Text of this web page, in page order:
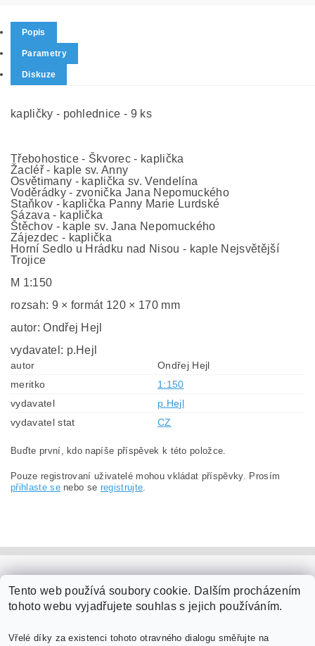
Popis
Parametry
Diskuze
kapličky - pohlednice - 9 ks
Třebohostice - Škvorec - kaplička
Žacléř - kaple sv. Anny
Osvětimany - kaplička sv. Vendelína
Voděrádky - zvonička Jana Nepomuckého
Staňkov - kaplička Panny Marie Lurdské
Sázava - kaplička
Štěchov - kaple sv. Jana Nepomuckého
Zájezdec - kaplička
Horní Sedlo u Hrádku nad Nisou - kaple Nejsvětější
Trojice
M 1:150
rozsah: 9 × formát 120 × 170 mm
autor: Ondřej Hejl
vydavatel: p.Hejl
autor
Ondřej Hejl
meritko
1:150
vydavatel
p.Hejl
vydavatel stat
CZ
Buďte první, kdo napíše příspěvek k této položce.
Pouze registrovaní uživatelé mohou vkládat příspěvky. Prosím
přihlaste senebo se registrujte.
Tento web používá soubory cookie. Dalším procházením
tohoto webu vyjadřujete souhlas s jejich používáním.
Vřelé díky za existenci tohoto otravného dialogu směřujte na